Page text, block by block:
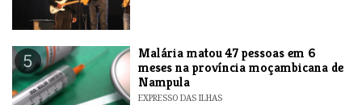
5
​Malária matou 47 pessoas em 6
meses na província moçambicana de
Nampula
EXPRESSO DAS ILHAS